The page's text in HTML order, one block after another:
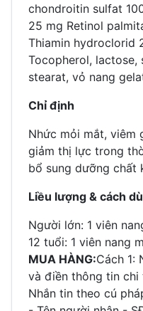
chondroitin sulfat
25 mg Retinol
Thiamin hydroclorid
Tocopherol, lactose,
stearat, vỏ nang
Chỉ định
Nhức mỏi mắt, viêm
giảm thị lực trong
bổ sung dưỡng chất
Liều lượng & cách
Người lớn: 1 viên
12 tuổi: 1 viên nang
MUA HÀNG:Cách 1:
và điền thông tin chi
Nhắn tin theo cú